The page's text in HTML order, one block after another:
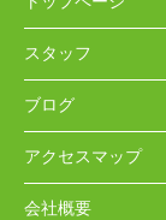
スタッフ
ブログ
アクセスマップ
会社概要